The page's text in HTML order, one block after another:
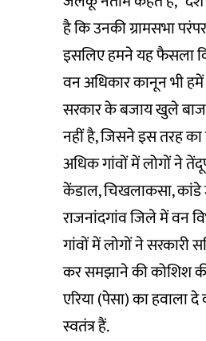
है कि उनकी ग्रामसभा
इसलिए हमने यह फैसला
वन अधिकार कानून भी
सरकार के बजाय खुले
नहीं है, जिसने इस तरह
अधिक गांवों में लोगों ने
केंडाल, चिखलाकसा, कांडे
राजनांदगांव जिले में वन
गांवों में लोगों ने सरकारी
कर समझाने की कोशिश
एरिया (पेसा) का हवाला
स्वतंत्र हैं.